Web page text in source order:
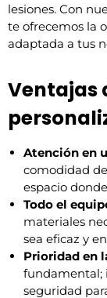
lesiones. Con
te ofrecemos la
adaptada a tus
Ventajas
Atención en
comodidad
espacio
Todo el
materiales
sea eficaz y
Prioridad en
fundamental;
seguridad